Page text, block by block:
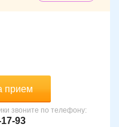
прием
звоните по телефону:
93